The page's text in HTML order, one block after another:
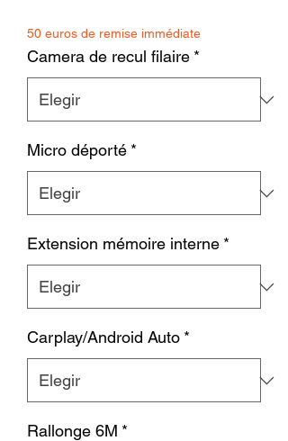
oferta
50 euros de remise immédiate
Camera de recul filaire *
Micro déporté *
Extension mémoire interne *
Carplay/Android Auto *
Rallonge 6M *